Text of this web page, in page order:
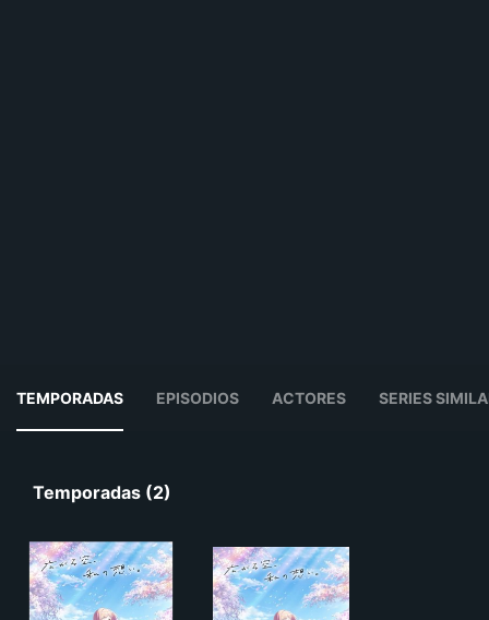
TEMPORADAS EPISODIOS ACTORES SERIES
Temporadas (2)